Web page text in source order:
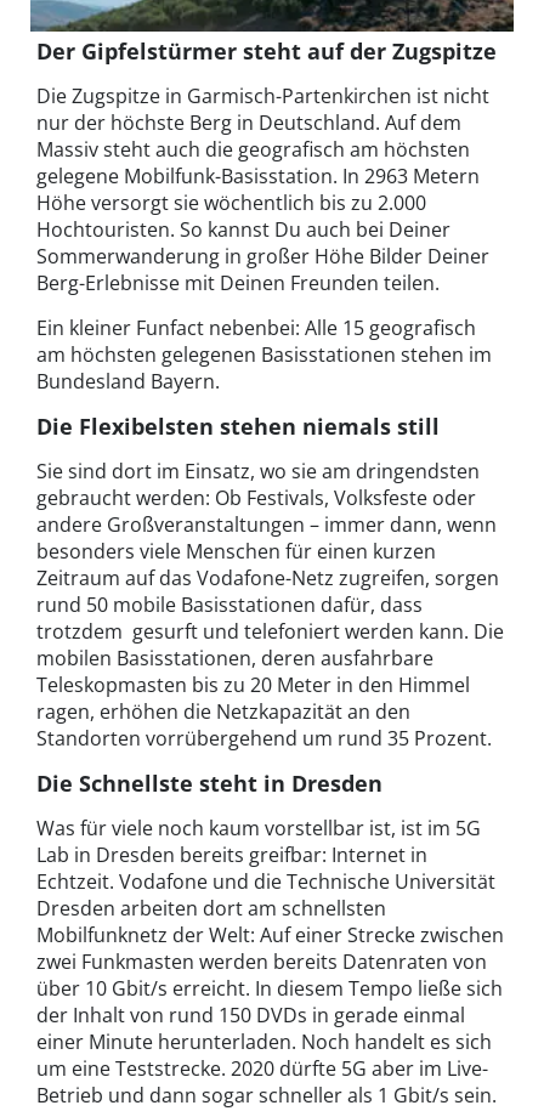
Der Gipfelstürmer steht auf der Zugspitze
Die Zugspitze in Garmisch-Partenkirchen ist nicht
nur der höchste Berg in Deutschland. Auf dem
Massiv steht auch die geografisch am höchsten
gelegene Mobilfunk-Basisstation. In 2963 Metern
Höhe versorgt sie wöchentlich bis zu 2.000
Hochtouristen. So kannst Du auch bei Deiner
Sommerwanderung in großer Höhe Bilder Deiner
Berg-Erlebnisse mit Deinen Freunden teilen.
Ein kleiner Funfact nebenbei: Alle 15 geografisch
am höchsten gelegenen Basisstationen stehen im
Bundesland Bayern.
Die Flexibelsten stehen niemals still
Sie sind dort im Einsatz, wo sie am dringendsten
gebraucht werden: Ob Festivals, Volksfeste oder
andere Großveranstaltungen – immer dann, wenn
besonders viele Menschen für einen kurzen
Zeitraum auf das Vodafone-Netz zugreifen, sorgen
rund 50 mobile Basisstationen dafür, dass
trotzdem gesurft und telefoniert werden kann. Die
mobilen Basisstationen, deren ausfahrbare
Teleskopmasten bis zu 20 Meter in den Himmel
ragen, erhöhen die Netzkapazität an den
Standorten vorrübergehend um rund 35 Prozent.
Die Schnellste steht in Dresden
Was für viele noch kaum vorstellbar ist, ist im 5G
Lab in Dresden bereits greifbar: Internet in
Echtzeit. Vodafone und die Technische Universität
Dresden arbeiten dort am schnellsten
Mobilfunknetz der Welt: Auf einer Strecke zwischen
zwei Funkmasten werden bereits Datenraten von
über 10 Gbit/s erreicht. In diesem Tempo ließe sich
der Inhalt von rund 150 DVDs in gerade einmal
einer Minute herunterladen. Noch handelt es sich
um eine Teststrecke. 2020 dürfte 5G aber im Live-
Betrieb und dann sogar schneller als 1 Gbit/s sein.